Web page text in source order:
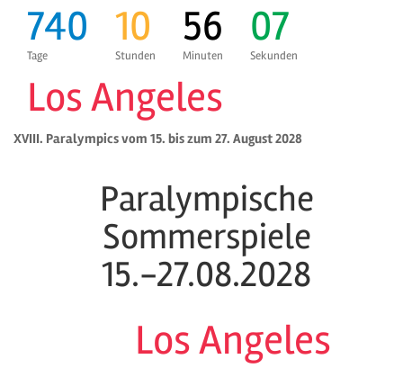
740
Tage
10
Stunden
56
Minuten
06
Sekunden
Los Angeles
XVIII. Paralympics vom 15. bis zum 27. August 2028
Paralympische
Sommerspiele
15.-27.08.2028
Los Angeles